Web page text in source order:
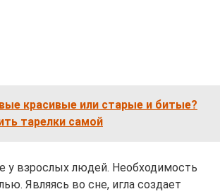
красивые или старые и битые?
тарелки самой
у взрослых людей. Необходимость
Являясь во сне, игла создает